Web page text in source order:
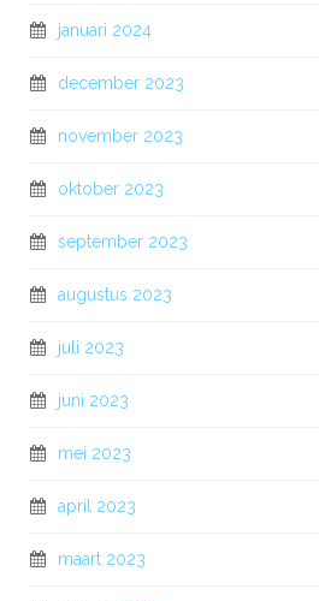
januari 2024
december 2023
november 2023
oktober 2023
september 2023
augustus 2023
juli 2023
juni 2023
mei 2023
april 2023
maart 2023